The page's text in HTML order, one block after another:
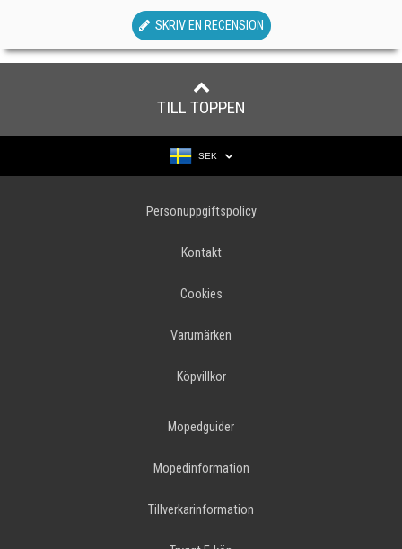
SKRIV EN RECENSION
TILL TOPPEN
SEK
Personuppgiftspolicy
Kontakt
Cookies
Varumärken
Köpvillkor
Mopedguider
Mopedinformation
Tillverkarinformation